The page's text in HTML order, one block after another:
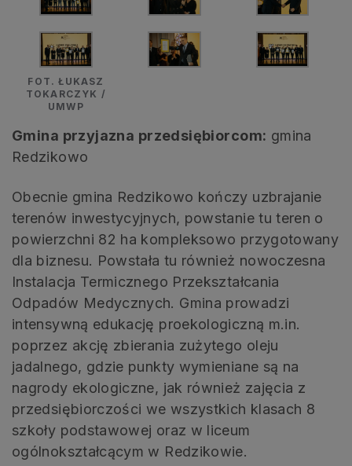
FOT. ŁUKASZ
TOKARCZYK /
UMWP
Gmina przyjazna przedsiębiorcom: gmina
Redzikowo
Obecnie gmina Redzikowo kończy uzbrajanie
terenów inwestycyjnych, powstanie tu teren o
powierzchni 82 ha kompleksowo przygotowany
dla biznesu. Powstała tu również nowoczesna
Instalacja Termicznego Przekształcania
Odpadów Medycznych. Gmina prowadzi
intensywną edukację proekologiczną m.in.
poprzez akcję zbierania zużytego oleju
jadalnego, gdzie punkty wymieniane są na
nagrody ekologiczne, jak również zajęcia z
przedsiębiorczości we wszystkich klasach 8
szkoły podstawowej oraz w liceum
ogólnokształcącym w Redzikowie.